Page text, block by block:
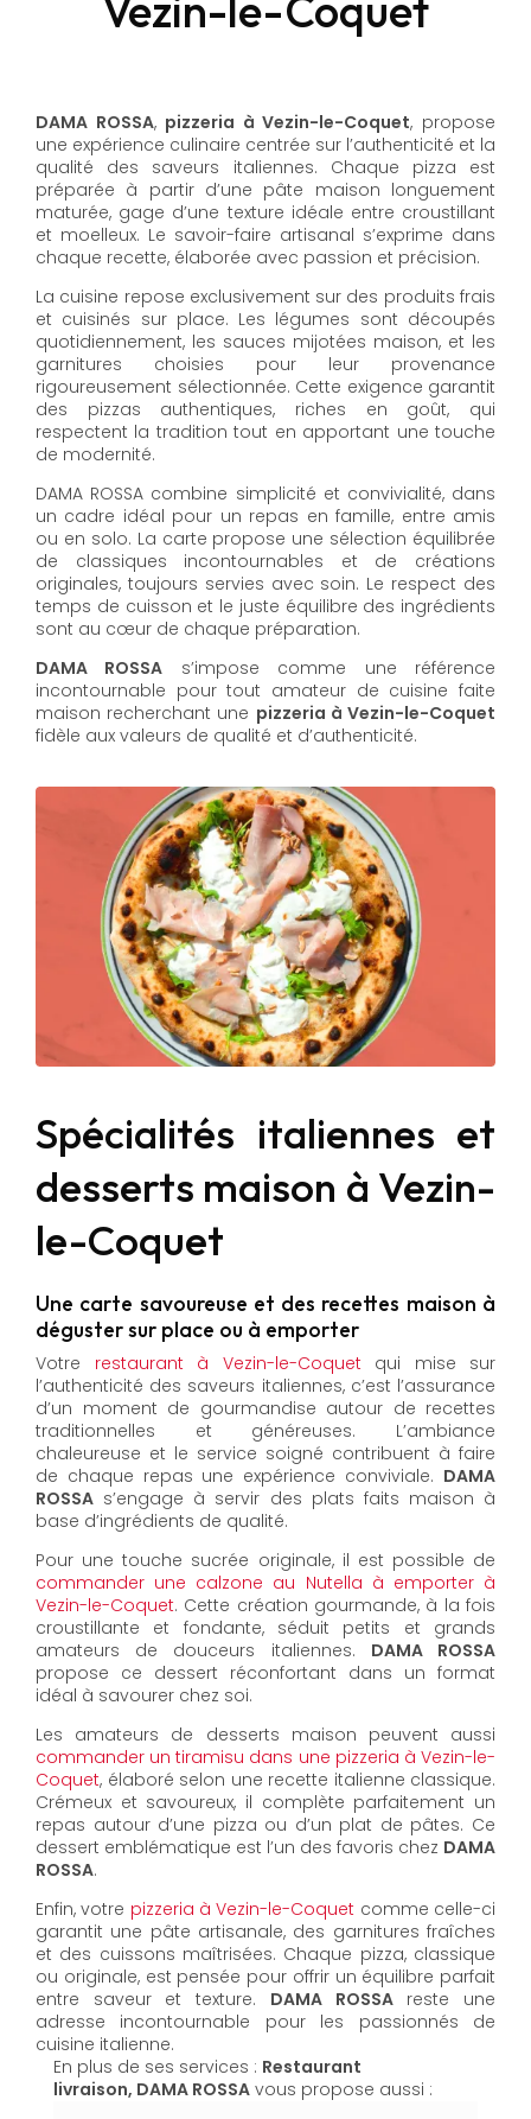
DAMA ROSSA, pizzeria à Vezin-le-Coquet, propose
une expérience culinaire centrée sur l’authenticité et la
qualité des saveurs italiennes. Chaque pizza est
préparée à partir d’une pâte maison longuement
maturée, gage d’une texture idéale entre croustillant
et moelleux. Le savoir-faire artisanal s’exprime dans
chaque recette, élaborée avec passion et précision.
La cuisine repose exclusivement sur des produits frais
et cuisinés sur place. Les légumes sont découpés
quotidiennement, les sauces mijotées maison, et les
garnitures choisies pour leur provenance
rigoureusement sélectionnée. Cette exigence garantit
des pizzas authentiques, riches en goût, qui
respectent la tradition tout en apportant une touche
de modernité.
DAMA ROSSA combine simplicité et convivialité, dans
un cadre idéal pour un repas en famille, entre amis
ou en solo. La carte propose une sélection équilibrée
de classiques incontournables et de créations
originales, toujours servies avec soin. Le respect des
temps de cuisson et le juste équilibre des ingrédients
sont au cœur de chaque préparation.
DAMA ROSSA s’impose comme une référence
incontournable pour tout amateur de cuisine faite
maison recherchant une pizzeria à Vezin-le-Coquet
fidèle aux valeurs de qualité et d’authenticité.
Spécialités italiennes et
desserts maison à Vezin-
le-Coquet
Une carte savoureuse et des recettes maison à
déguster sur place ou à emporter
Votre restaurant à Vezin-le-Coquet qui mise sur
l’authenticité des saveurs italiennes, c’est l’assurance
d’un moment de gourmandise autour de recettes
traditionnelles et généreuses. L’ambiance
chaleureuse et le service soigné contribuent à faire
de chaque repas une expérience conviviale. DAMA
ROSSA s’engage à servir des plats faits maison à
base d’ingrédients de qualité.
Pour une touche sucrée originale, il est possible de
commander une calzone au Nutella à emporter à
Vezin-le-Coquet. Cette création gourmande, à la fois
croustillante et fondante, séduit petits et grands
amateurs de douceurs italiennes. DAMA ROSSA
propose ce dessert réconfortant dans un format
idéal à savourer chez soi.
Les amateurs de desserts maison peuvent aussi
commander un tiramisu dans une pizzeria à Vezin-le-
Coquet, élaboré selon une recette italienne classique.
Crémeux et savoureux, il complète parfaitement un
repas autour d’une pizza ou d’un plat de pâtes. Ce
dessert emblématique est l’un des favoris chez DAMA
ROSSA.
Enfin, votre pizzeria à Vezin-le-Coquet comme celle-ci
garantit une pâte artisanale, des garnitures fraîches
et des cuissons maîtrisées. Chaque pizza, classique
ou originale, est pensée pour offrir un équilibre parfait
entre saveur et texture. DAMA ROSSAreste une
adresse incontournable pour les passionnés de
cuisine italienne.
En plus de ses services : Restaurant
livraison, DAMA ROSSA vous propose aussi :